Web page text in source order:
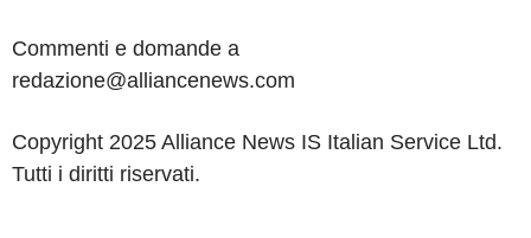
Commenti e domande a
redazione@alliancenews.com
Copyright 2025 Alliance News IS Italian Service Ltd.
Tutti i diritti riservati.